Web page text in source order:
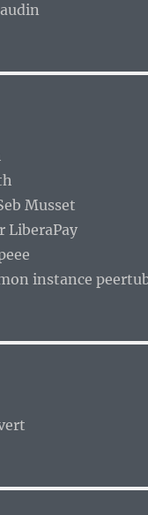
Musset
LiberaPay
instance